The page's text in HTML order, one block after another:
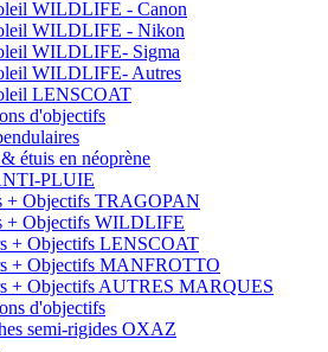
WILDLIFE - Canon
WILDLIFE - Nikon
WILDLIFE- Sigma
WILDLIFE- Autres
LENSCOAT
d'objectifs
étuis en néoprène
PLUIE
+ Objectifs TRAGOPAN
+ Objectifs WILDLIFE
+ Objectifs LENSCOAT
+ Objectifs MANFROTTO
+ Objectifs AUTRES MARQUES
d'objectifs
semi-rigides OXAZ